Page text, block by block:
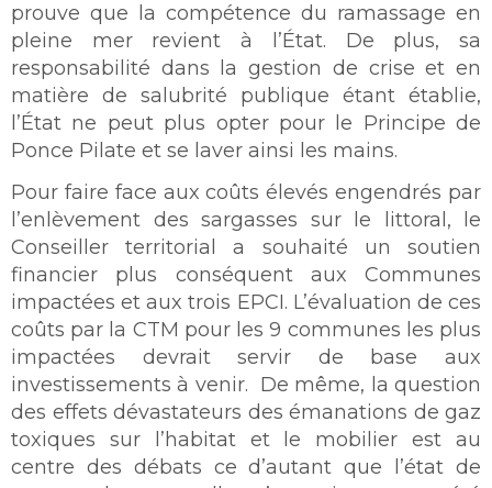
prouve que la compétence du ramassage en
pleine mer revient à l’État. De plus, sa
responsabilité dans la gestion de crise et en
matière de salubrité publique étant établie,
l’État ne peut plus opter pour le Principe de
Ponce Pilate et se laver ainsi les mains.
Pour faire face aux coûts élevés engendrés par
l’enlèvement des sargasses sur le littoral, le
Conseiller territorial a souhaité un soutien
financier plus conséquent aux Communes
impactées et aux trois EPCI. L’évaluation de ces
coûts par la CTM pour les 9 communes les plus
impactées devrait servir de base aux
investissements à venir. De même, la question
des effets dévastateurs des émanations de gaz
toxiques sur l’habitat et le mobilier est au
centre des débats ce d’autant que l’état de